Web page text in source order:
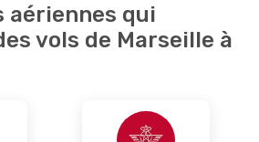
aériennes qui
vols de Marseille à